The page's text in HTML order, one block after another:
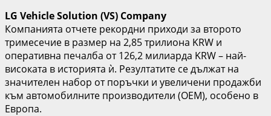
LG Vehicle Solution (VS) Company
Компанията отчете рекордни приходи за второто
тримесечие в размер на 2,85 трилиона KRW и
оперативна печалба от 126,2 милиарда KRW – най-
високата в историята ѝ. Резултатите се дължат на
значителен набор от поръчки и увеличени продажби
към автомобилните производители (OEM), особено в
Европа.